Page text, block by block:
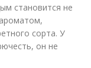
становится не
сорта. У
он не